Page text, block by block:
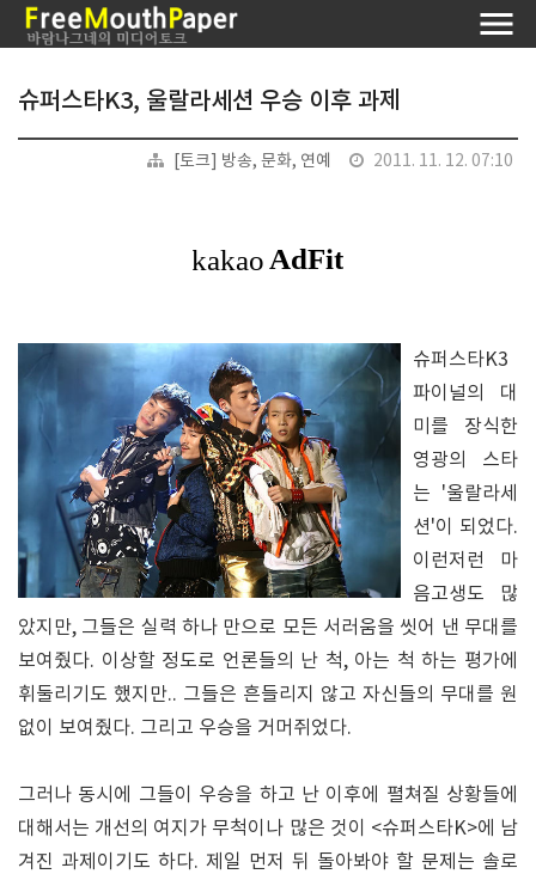
슈퍼스타K3, 울랄라세션 우승 이후 과제
[토크] 방송, 문화, 연예 2011. 11. 12. 07:10
슈퍼스타K3
파이널의 대
미를 장식한
영광의 스타
는 '울랄라세
션'이 되었다.
이런저런 마
음고생도 많
았지만, 그들은 실력 하나 만으로 모든 서러움을 씻어 낸 무대를
보여줬다. 이상할 정도로 언론들의 난 척, 아는 척 하는 평가에
휘둘리기도 했지만.. 그들은 흔들리지 않고 자신들의 무대를 원
없이 보여줬다. 그리고 우승을 거머쥐었다.
그러나 동시에 그들이 우승을 하고 난 이후에 펼쳐질 상황들에
대해서는 개선의 여지가 무척이나 많은 것이 <슈퍼스타K>에 남
겨진 과제이기도 하다. 제일 먼저 뒤 돌아봐야 할 문제는 솔로